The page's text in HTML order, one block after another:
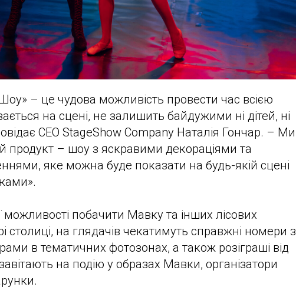
– це чудова можливість провести час всією
на сцені, не залишить байдужими ні дітей, ні
CEO StageShow Company Наталія Гончар. – Ми
продукт – шоу з яскравими декораціями та
яке можна буде показати на будь-якій сцені
можливості побачити Мавку та інших лісових
столиці, на глядачів чекатимуть справжні номери з
в тематичних фотозонах, а також розіграші від
на подію у образах Мавки, організатори